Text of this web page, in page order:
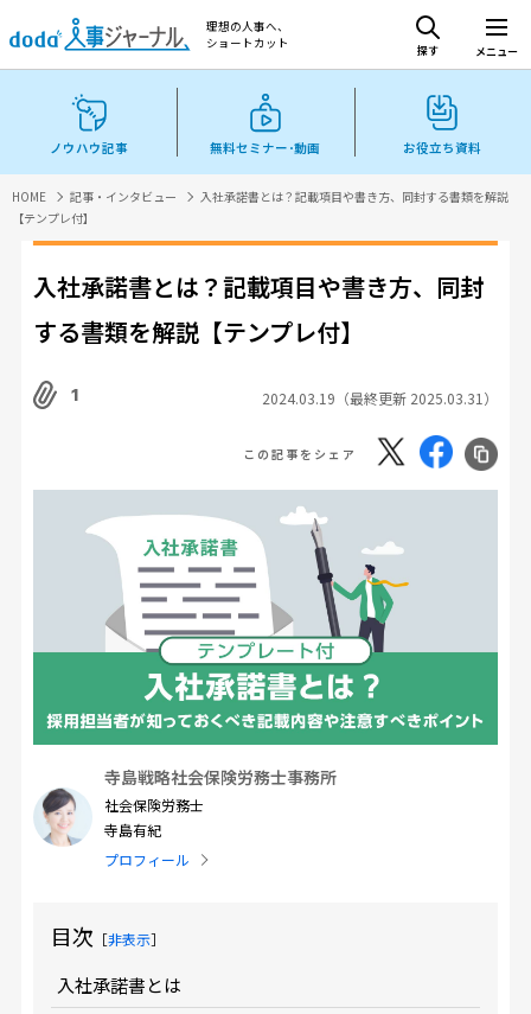
理想の人事へ、
ショートカット
探す メニュー
ノウハウ記事 無料セミナー･動画 お役立ち資料
HOME 記事・インタビュー
入社承諾書とは？記載項目や書き方、同封する書類を解説
【テンプレ付】
入社承諾書とは？記載項目や書き方、同封
する書類を解説【テンプレ付】
1 2024.03.19（最終更新 2025.03.31）
この記事をシェア
寺島戦略社会保険労務士事務所
社会保険労務士
寺島有紀
プロフィール
目次 ［非表示］
入社承諾書とは